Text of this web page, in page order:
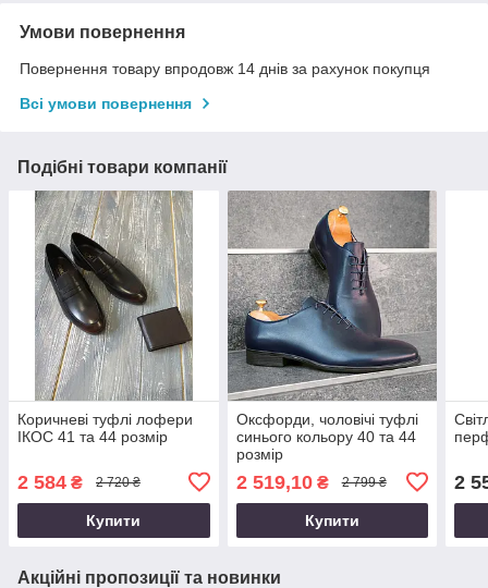
Умови повернення
Повернення товару впродовж 14 днів за рахунок покупця
Всі умови повернення
Подібні товари компанії
Коричневі туфлі лофери
ІКОС 41 та 44 розмір
2 584 ₴ 2 720 ₴
Купити
Оксфорди, чоловічі туфлі
синього кольору 40 та 44
розмір
2 519,10₴ 2 799 ₴
Купити
2
Акційні пропозиції та новинки